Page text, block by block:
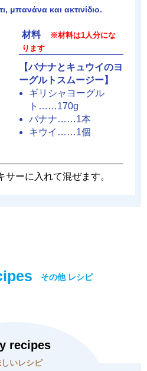
μπανάνα και ακτινίδιο.
材料
※材料は1人分にな
ります
【バナナとキュウイのヨ
ーグルトスムージー】
ギリシャヨーグル
ト……170g
バナナ……1本
キウイ……1個
サーに入れて混ぜます。
その他 レシピ
recipes
いレシピ